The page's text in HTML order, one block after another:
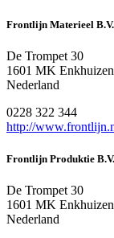
Frontlijn Materieel B.V.
De Trompet 30
1601 MK Enkhuizen
Nederland
0228 322 344
http://
Frontlijn Produktie B.V.
De Trompet 30
1601 MK Enkhuizen
Nederland